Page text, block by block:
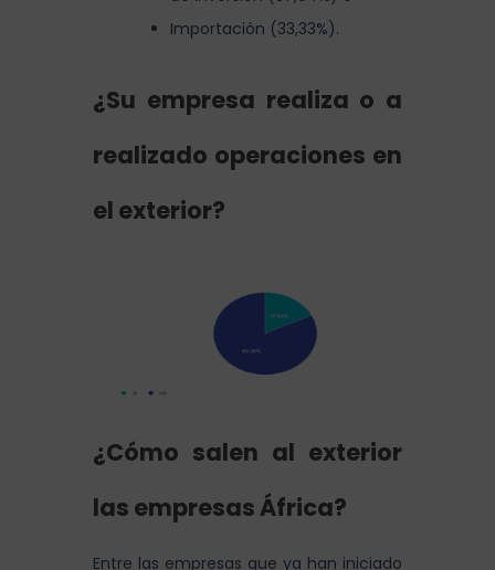
Importación (33,33%).
¿Su empresa realiza o a
realizado operaciones en
el exterior?
¿Cómo salen al exterior
las empresas África?
Entre las empresas que ya han iniciado